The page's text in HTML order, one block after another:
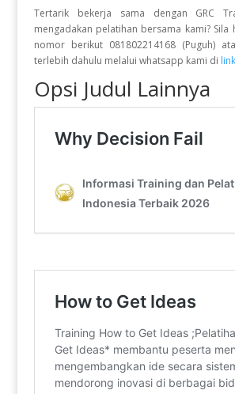
Tertarik bekerja sama dengan GRC
mengadakan pelatihan bersama kami? Sila
nomor berikut 081802214168 (Puguh)
terlebih dahulu melalui whatsapp kami di
Opsi Judul Lainnya